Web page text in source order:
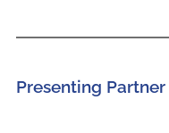
Presenting Partner